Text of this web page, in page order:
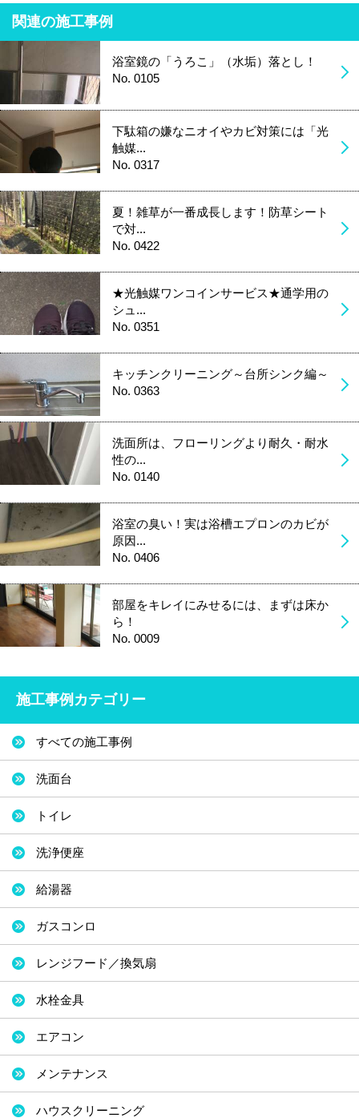
関連の施工事例
浴室鏡の「うろこ」（水垢）落とし！
No. 0105
下駄箱の嫌なニオイやカビ対策には「光
触媒...
No. 0317
夏！雑草が一番成長します！防草シート
で対...
No. 0422
★光触媒ワンコインサービス★通学用の
シュ...
No. 0351
キッチンクリーニング～台所シンク編～
No. 0363
洗面所は、フローリングより耐久・耐水
性の...
No. 0140
浴室の臭い！実は浴槽エプロンのカビが
原因...
No. 0406
部屋をキレイにみせるには、まずは床か
ら！
No. 0009
施工事例カテゴリー
すべての施工事例
洗面台
トイレ
洗浄便座
給湯器
ガスコンロ
レンジフード／換気扇
水栓金具
エアコン
メンテナンス
ハウスクリーニング